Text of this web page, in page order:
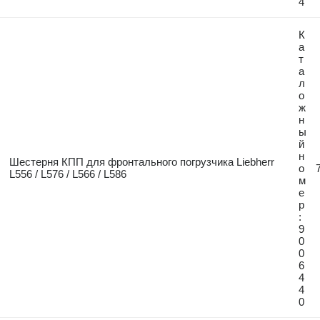
Шестерня КПП для фронтального погрузчика Liebherr
L556 / L576 / L566 / L586
К
а
т
а
л
о
ж
н
ы
й
н
о
м
е
р
:
9
0
0
6
4
4
0